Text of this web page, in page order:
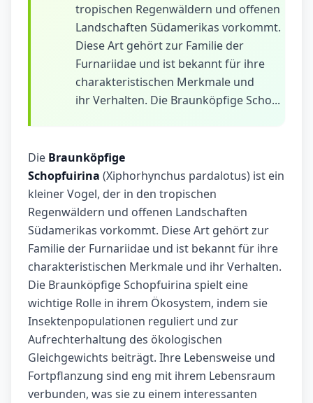
tropischen Regenwäldern und offenen
Landschaften Südamerikas vorkommt.
Diese Art gehört zur Familie der
Furnariidae und ist bekannt für ihre
charakteristischen Merkmale und
ihr Verhalten. Die Braunköpfige Scho...
Die Braunköpfige
Schopfuirina (Xiphorhynchus pardalotus) ist ein
kleiner Vogel, der in den tropischen
Regenwäldern und offenen Landschaften
Südamerikas vorkommt. Diese Art gehört zur
Familie der Furnariidae und ist bekannt für ihre
charakteristischen Merkmale und ihr Verhalten.
Die Braunköpfige Schopfuirina spielt eine
wichtige Rolle in ihrem Ökosystem, indem sie
Insektenpopulationen reguliert und zur
Aufrechterhaltung des ökologischen
Gleichgewichts beiträgt. Ihre Lebensweise und
Fortpflanzung sind eng mit ihrem Lebensraum
verbunden, was sie zu einem interessanten